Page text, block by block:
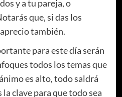
y a tu pareja, o
que, si das los
también.
para este día serán
todos los temas que
es alto, todo saldrá
clave para que todo sea